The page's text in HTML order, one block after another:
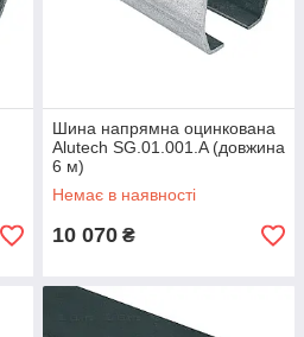
Шина напрямна оцинкована
Alutech SG.01.001.A (довжина
6 м)
Немає в наявності
10 070 ₴